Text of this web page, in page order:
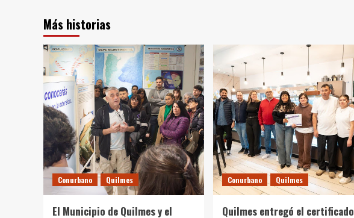
Más historias
Conurbano Quilmes
El Municipio de Quilmes y el
Conurbano Quilmes
Quilmes entregó el certificado